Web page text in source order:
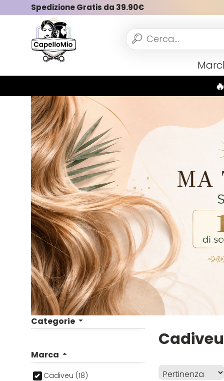
Spedizione Gratis da 39.90€
Vedi tutto
Categorie
Marca
Cadiveu (18)
Cadiveu